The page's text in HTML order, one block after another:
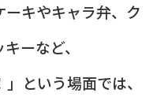
キやキャラ弁、ク
ーなど、
という場面では、